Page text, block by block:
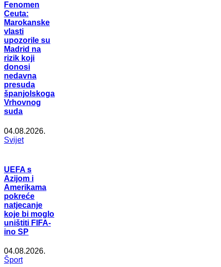
Fenomen
Ceuta:
Marokanske
vlasti
upozorile su
Madrid na
rizik koji
donosi
nedavna
presuda
španjolskoga
Vrhovnog
suda
04.08.2026.
Svijet
UEFA s
Azijom i
Amerikama
pokreće
natjecanje
koje bi moglo
uništiti FIFA-
ino SP
04.08.2026.
Šport